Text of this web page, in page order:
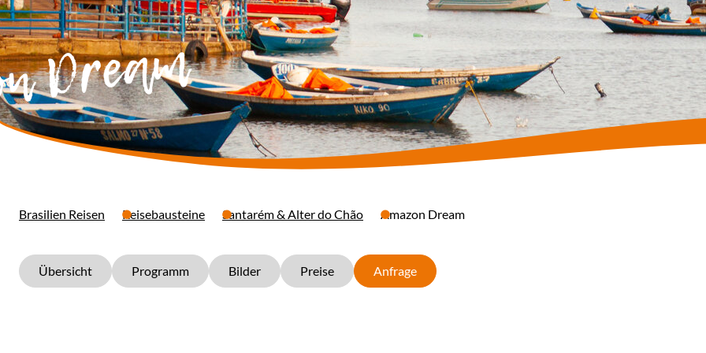
Dream
Brasilien Reisen Reisebausteine Santarém & Alter do Chão Amazon Dream
Übersicht Programm Bilder Preise Anfrage